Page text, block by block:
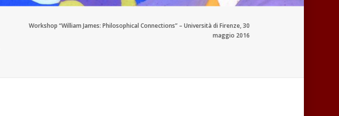
Workshop “William James: Philosophical Connections” – Università di Firenze, 30
maggio 2016